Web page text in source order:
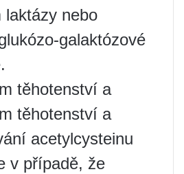
laktázy nebo
galaktózové
těhotenství a
těhotenství a
acetylcysteinu
v případě, že